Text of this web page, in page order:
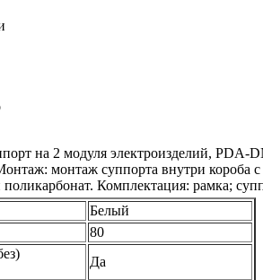
на 2 модуля электроизделий, PDA-
монтаж суппорта внутри короба
поликарбонат. Комплектация: рамка;
Белый
80
Да